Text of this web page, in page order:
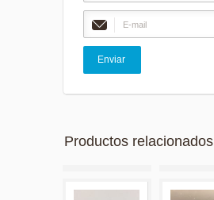
Productos relacionados